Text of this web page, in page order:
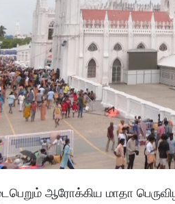
ஆரோக்கிய மாதா